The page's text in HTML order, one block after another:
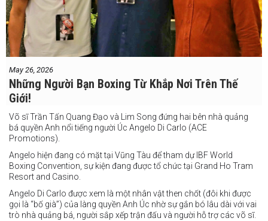
May 26, 2026
Những Người Bạn Boxing Từ Khắp Nơi Trên Thế
Giới!
Võ sĩ Trần Tấn Quang Đạo và Lim Song đứng hai bên nhà quảng
bá quyền Anh nổi tiếng người Úc Angelo Di Carlo (ACE
Promotions).
Angelo hiện đang có mặt tại Vũng Tàu để tham dự IBF World
Boxing Convention, sự kiện đang được tổ chức tại Grand Ho Tram
Resort and Casino.
Angelo Di Carlo được xem là một nhân vật then chốt (đôi khi được
gọi là “bố già”) của làng quyền Anh Úc nhờ sự gắn bó lâu dài với vai
trò nhà quảng bá, người sắp xếp trận đấu và người hỗ trợ các võ sĩ.